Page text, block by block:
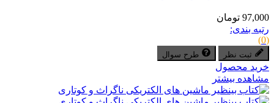
97,000 تومان
رتبه بندی:
(0)
ثبت نظر طرح سوال
خرید محصول
مشاهده بیشتر